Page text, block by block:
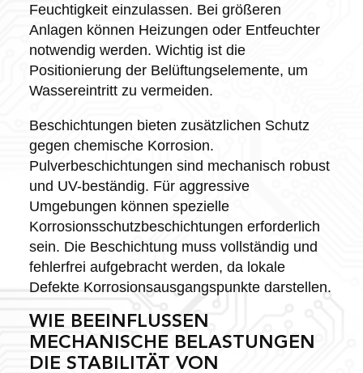
Feuchtigkeit einzulassen. Bei größeren
Anlagen können Heizungen oder Entfeuchter
notwendig werden. Wichtig ist die
Positionierung der Belüftungselemente, um
Wassereintritt zu vermeiden.
Beschichtungen bieten zusätzlichen Schutz
gegen chemische Korrosion.
Pulverbeschichtungen sind mechanisch robust
und UV-beständig. Für aggressive
Umgebungen können spezielle
Korrosionsschutzbeschichtungen erforderlich
sein. Die Beschichtung muss vollständig und
fehlerfrei aufgebracht werden, da lokale
Defekte Korrosionsausgangspunkte darstellen.
WIE BEEINFLUSSEN
MECHANISCHE BELASTUNGEN
DIE STABILITÄT VON